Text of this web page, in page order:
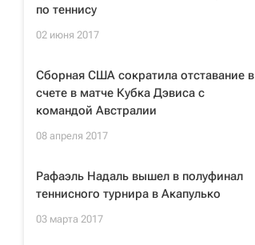
по теннису
02 июня 2017
Сборная США сократила отставание в
счете в матче Кубка Дэвиса с
командой Австралии
08 апреля 2017
Рафаэль Надаль вышел в полуфинал
теннисного турнира в Акапулько
03 марта 2017